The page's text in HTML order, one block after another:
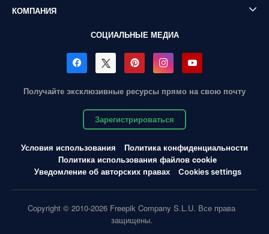
КОМПАНИЯ
СОЦИАЛЬНЫЕ МЕДИА
Получайте эксклюзивные ресурсы прямо на свою почту
Зарегистрироваться
Условия использования
Политика конфиденциальности
Политика использования файлов cookie
Уведомление об авторских правах
Cookies settings
Copyright © 2010-2026 Freepik Company S.L.U. Все права
защищены.